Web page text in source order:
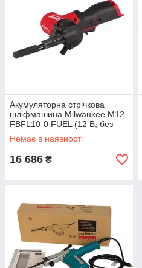
Акумуляторна стрічкова
шліфмашина Milwaukee M12
FBFL10-0 FUEL (12 В, без
АКБ, 330 мм) (4933480958)
Немає в наявності
16 686 ₴